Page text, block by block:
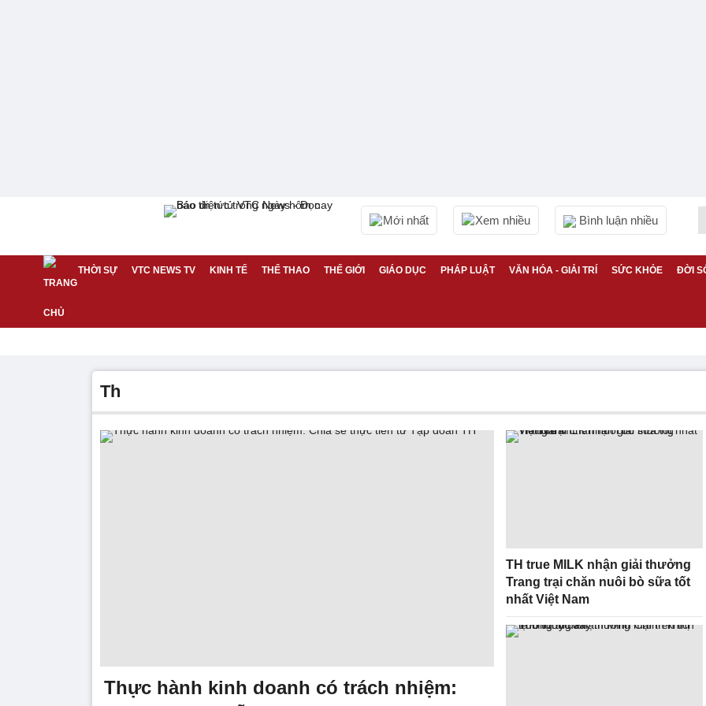
Mới nhất Xem nhiều Bình luận nhiều
THỜI SỰ VTC NEWS TV KINH TẾ THỂ THAO THẾ GIỚI GIÁO DỤC PHÁP LUẬT VĂN HÓA - GIẢI TRÍ SỨC KHỎE ĐỜI
th
Thực hành kinh doanh có trách nhiệm:
TH true MILK nhận giải thưởng
Trang trại chăn nuôi bò sữa tốt
nhất Việt Nam